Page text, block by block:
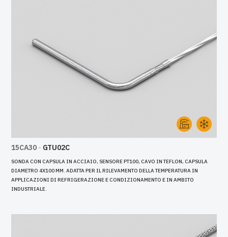
15CA30 - GTU02C
SONDA CON CAPSULA IN ACCIAIO, SENSORE PT100, CAVO IN TEFLON, CAPSULA
DIAMETRO 4X100 MM. ADATTA PER IL RILEVAMENTO DELLA TEMPERATURA IN
APPLICAZIONI DI REFRIGERAZIONE E CONDIZIONAMENTO E IN AMBITO
INDUSTRIALE.